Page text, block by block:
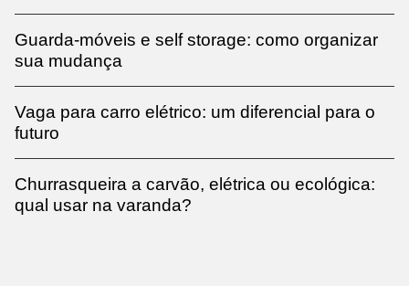
Guarda-móveis e self storage: como organizar
sua mudança
Vaga para carro elétrico: um diferencial para o
futuro
Churrasqueira a carvão, elétrica ou ecológica:
qual usar na varanda?